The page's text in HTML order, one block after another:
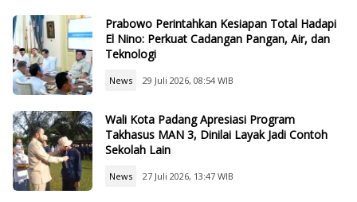
Prabowo Perintahkan Kesiapan Total Hadapi
El Nino: Perkuat Cadangan Pangan, Air, dan
Teknologi
News 29 Juli 2026, 08:54 WIB
Wali Kota Padang Apresiasi Program
Takhasus MAN 3, Dinilai Layak Jadi Contoh
Sekolah Lain
News 27 Juli 2026, 13:47 WIB